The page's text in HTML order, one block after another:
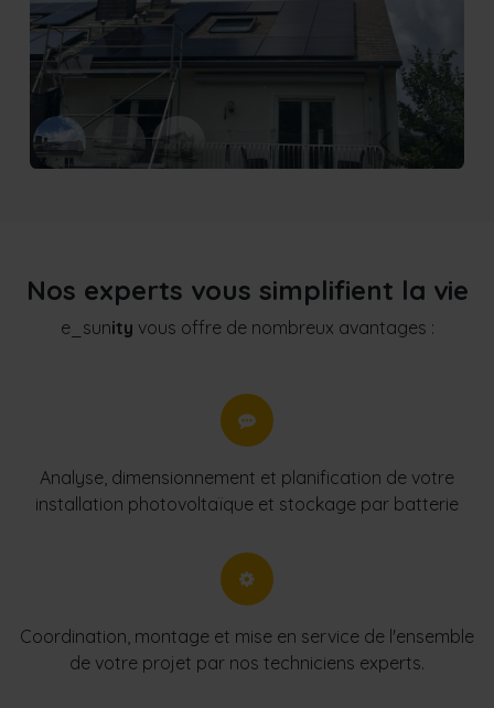
Previous
Nos experts vous simplifient la vie
e_sunity vous offre de nombreux avantages :
Analyse, dimensionnement et planification de votre
installation photovoltaïque et stockage par batterie
Coordination, montage et mise en service de l'ensemble
de votre projet par nos techniciens experts.